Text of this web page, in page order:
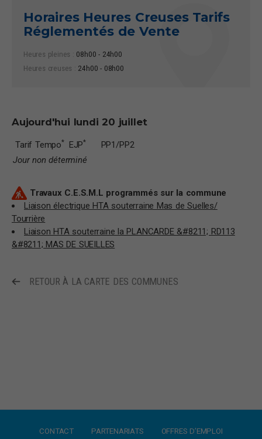
Horaires Heures Creuses Tarifs
Réglementés de Vente
Heures pleines : 08h00 - 24h00
Heures creuses : 24h00 - 08h00
Aujourd'hui lundi 20 juillet
Tarif Tempo* EJP*
PP1/PP2
Jour non déterminé
Travaux C.E.S.M.L programmés sur la commune
Liaison électrique HTA souterraine Mas de Suelles/
Tourrière
Liaison HTA souterraine la PLANCARDE &#8211; RD113
&#8211; MAS DE SUEILLES
RETOUR À LA CARTE DES COMMUNES
CONTACT PARTENARIATS
OFFRES D’EMPLOI